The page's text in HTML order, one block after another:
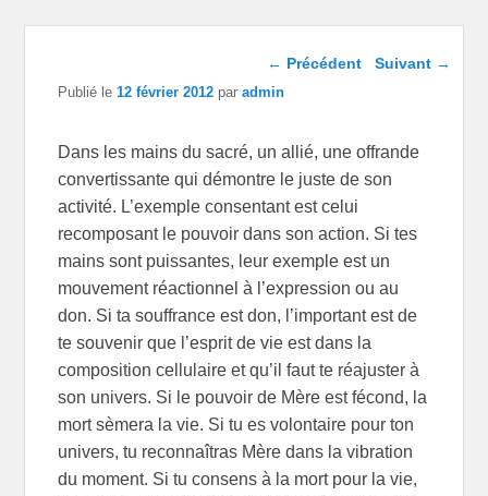
Navigation dans les
← Précédent Suivant →
Publié le12 février 2012 paradmin
Dans les mains du sacré, un allié, une offrande
convertissante qui démontre le juste de son
activité. L’exemple consentant est celui
recomposant le pouvoir dans son action. Si tes
mains sont puissantes, leur exemple est un
mouvement réactionnel à l’expression ou au
don. Si ta souffrance est don, l’important est de
te souvenir que l’esprit de vie est dans la
composition cellulaire et qu’il faut te réajuster à
son univers. Si le pouvoir de Mère est fécond, la
mort sèmera la vie. Si tu es volontaire pour ton
univers, tu reconnaîtras Mère dans la vibration
du moment. Si tu consens à la mort pour la vie,